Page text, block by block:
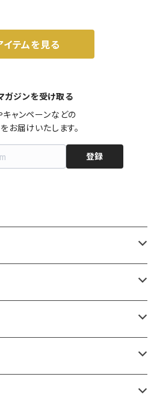
イテムを見る
ガジンを受け取る
ャンペーンなどの
お届けいたします。
登録